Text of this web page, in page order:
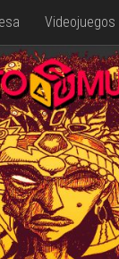
Videojuegos